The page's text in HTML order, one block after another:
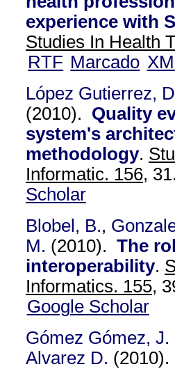
experience with
Studies In Health
RTF Marcado
López Gutierrez,
(2010). Quality
system's
methodology.
Informatic. 156, 31.
Scholar
Blobel, B.,
M. (2010). The
interoperability.
Informatics. 155,
Google Scholar
Gómez Gómez, J.
Alvarez D. (2010).